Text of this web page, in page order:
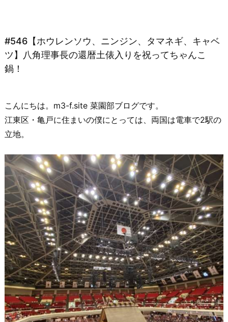
#546【ホウレンソウ、ニンジン、タマネギ、キャベ
ツ】八角理事長の還暦土俵入りを祝ってちゃんこ
鍋！
こんにちは。m3-f.site 菜園部ブログです。
江東区・亀戸に住まいの僕にとっては、両国は電車で2駅の
立地。